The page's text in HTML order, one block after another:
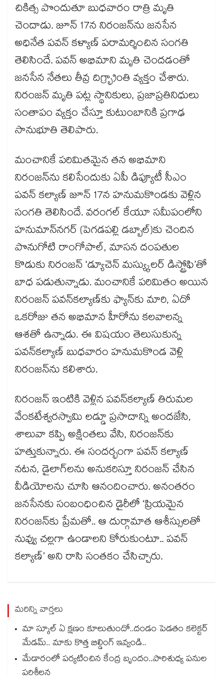
చికిత్స పొందుతూ బుధవారం రాత్రి మృతి
చెందాడు. జూన్ 17న నిరంజన్⁫ను జనసేన
అధినేత పవన్ కళ్యాణ్ పరామర్శించిన సంగతి
తెలిసిందే. పవన్ అభిమాని మృతి చెందడంతో
జనసేన నేతలు తీవ్ర దిగ్భ్రాంతి వ్యక్తం చేశారు.
నిరంజన్ మృతి పట్ల స్థానికులు, ప్రజాప్రతినిధులు
సంతాపం వ్యక్తం చేస్తూ కుటుంబానికి ప్రగాఢ
సానుభూతి తెలిపారు.
మంచానికే పరిమితమైన తన అభిమాని
నిరంజన్⁪ను కలిసేందుకు ఏపీ డిప్యూటీ సీఎం
పవన్‌‌‌‌‌‌‌‌ కల్యాణ్‌‌‌‌‌‌‌ జూన్ 17న‌ హనుమకొండకు వెళ్లిన
సంగతి తెలిసిందే. వరంగల్‍ కేయూ సమీపంలోని
హనుమాన్‍నగర్‍ (పెగడపల్లి డబ్బాల్‍)కు చెందిన
పొనుగోటి రాంగోపాల్‍, మాసన దంపతుల
కొడుకు నిరంజన్‌‌‌‌‌‌‌‌ ‘డ్యూచెన్‌‌‌‌‌‌‌‌ మస్య్కులర్‌‌‌‌‌‌‌‌ డిస్ట్రోఫి’తో
బాధ పడుతున్నాడు. మంచానికే పరిమితం అయిన
నిరంజన్‌‌‌‌‌‌‌‌ పవన్‌‌‌‌‌‌‌‌కల్యాణ్‌‌‌‌‌‌‌‌కు ఫ్యాన్‌‌‌‌‌‌‌‌కు మారి, ఏదో
ఒకరోజు తన అభిమాన హీరోను కలవాలన్న
ఆశతో ఉన్నాడు. ఈ విషయం తెలుసుకున్న
పవన్‌‌‌‌‌‌‌‌కల్యాణ్‌‌‌‌‌‌‌‌ బుధవారం హనుమకొండ వెళ్లి
నిరంజన్‌‌‌‌‌‌‌‌ను కలిశారు.
నిరంజన్‌‌‌‌‌‌‌‌ ఇంటికి వెళ్లిన పవన్‌‌‌‌‌‌‌‌కల్యాణ్‌‌‌‌‌‌‌‌ తిరుమల
వేంకటేశ్వరస్వామి లడ్డూ ప్రసాదాన్ని అందజేసి,
శాలువా కప్పి అక్షింతలు వేసి, నిరంజన్‌‌‌‌‌‌‌‌కు
హత్తుకున్నారు. ఈ సందర్భంగా పవన్‌‌‌‌‌‌‌‌ కల్యాణ్‌‌‌‌‌‌‌‌
నటన, డైలాగ్‌‌‌‌‌‌‌‌లను అనుకరిస్తూ నిరంజన్‌‌‌‌‌‌‌‌ చేసిన
వీడియోలను చూసి ఆనందించారు. అనంతరం
జనసేనకు సంబంధించిన డైరీలో ‘ప్రియమైన
నిరంజన్‍కు ప్రేమతో.. ఆ దుర్గామాత ఆశీస్సులతో
నువ్వు చల్లగా ఉండాలని కోరుకుంటూ.. పవన్‌‌‌‌‌‌‌‌
కల్యాణ్‍’ అని రాసి సంతకం చేసిచ్చారు.
మరిన్ని వార్తలు
మా స్కూల్ ఏ క్షణం కూలుతుందో..దండం పెడతం కలెక్టర్
మేడమ్.. మాకు కొత్త బిల్డింగ్ ఇవ్వండి..
మేడారంలో పర్యటించిన కేంద్ర బృందం..పారిశుధ్య పనుల
పరిశీలన